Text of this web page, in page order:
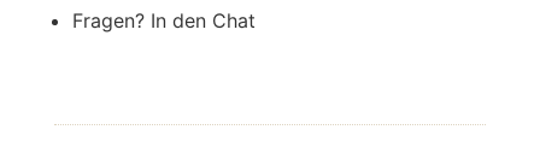
Fra­gen? In den Chat